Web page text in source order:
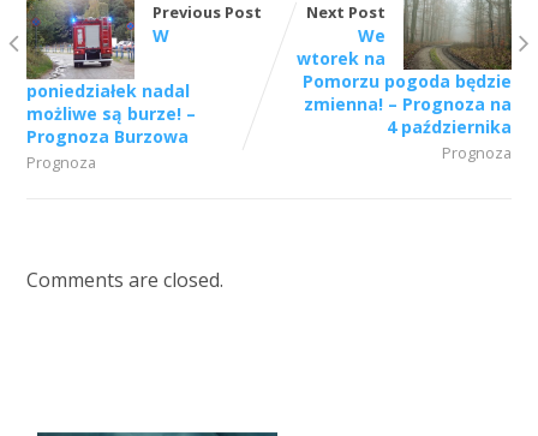
Previous Post
W
poniedziałek nadal
możliwe są burze! –
Prognoza Burzowa
Prognoza
Next Post
We
wtorek na
Pomorzu pogoda będzie
zmienna! – Prognoza na
4 października
Prognoza
Comments are closed.